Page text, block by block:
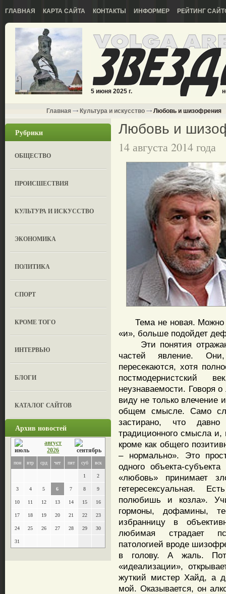
ГЛАВНАЯ КАРТА САЙТА КОНТАКТЫ ИНФОРМЕР РЕЙТИНГ
5 июня 2025 г.
Главная Культура и искусство Любовь и шизофрения
Рубрики
ОБЩЕСТВО
ПРОИСШЕСТВИЯ
КУЛЬТУРА И ИСКУССТВО
ЭКОНОМИКА
ПОЛИТИКА
СПОРТ
КРОМЕ ТОГО
ИНТЕРВЬЮ
БЛОГИ
КАТАЛОГ САЙТОВ
Архив новостей
август
2026
пон втр срд чет пят суб вск
1 2
3 4 5 6 7 8 9
10 11 12 13 14 15 16
17 18 19 20 21 22 23
24 25 26 27 28 29 30
31
Любовь и
14 августа 2014 года
Тема не новая. Можно
«и», больше подойдет
Эти понятия
частей явление.
пересекаются, хотя
неузнаваемости. Говоря
виду не только влечение
общем смысле. Само
застирано, что давно
традиционного смысла и,
кроме как общего
– нормально». Это
одного объекта-
«любовь» принимает
гетересексуальная.
полюбишь и козла».
гормоны, дофамины,
избранницу в
любимая страдает
патологией вроде
в голову. А жаль.
«идеализации»,
жуткий мистер Хайд, а
мой. Оказывается, он